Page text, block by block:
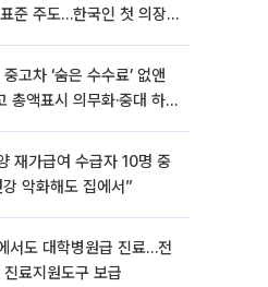
준 주도…한국인 첫 의장
고차 ‘숨은 수수료’ 없앤
총액표시 의무화·중대 하
재가급여 수급자 10명 중
악화해도 집에서”
서도 대학병원급 진료…전
료지원도구 보급